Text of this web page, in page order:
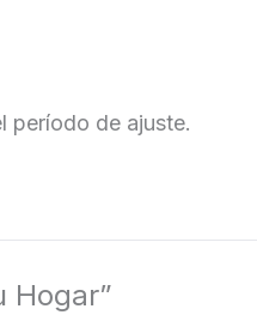
período de ajuste.
Hogar”